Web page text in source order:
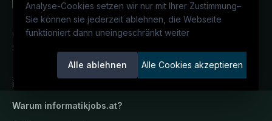
Analyse-Cookies setzen wir nur mit Ihrer Zustimmung–
Sie können sie jederzeit ablehnen, die Webseite
funktioniert dann uneingeschränkt weiter
Alle ablehnen Alle Cookies akzeptieren
Österreichs IT-Karriereportal.Ein
Service der candidatis GmbH.
informatikjobs.at
Warum informatikjobs.at?